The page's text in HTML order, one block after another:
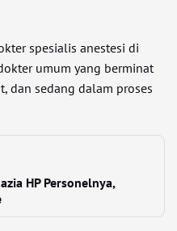
spesialis anestesi di
umum yang berminat
dan sedang dalam proses
HP Personelnya,